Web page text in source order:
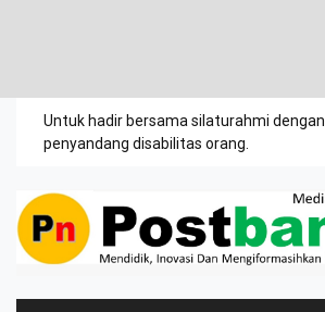
Untuk hadir bersama silaturahmi dengan
penyandang disabilitas orang.